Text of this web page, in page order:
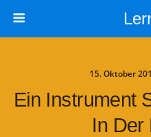
15. Oktober
Ein Instrument
In Der